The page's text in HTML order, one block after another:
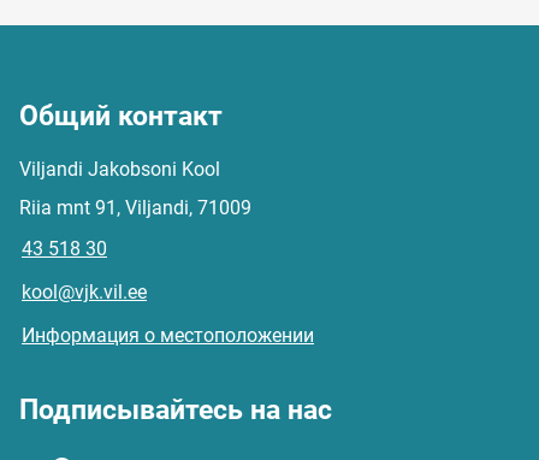
Общий контакт
Viljandi Jakobsoni Kool
Riia mnt 91, Viljandi, 71009
43 518 30
kool@vjk.vil.ee
Информация о местоположении
Подписывайтесь на нас